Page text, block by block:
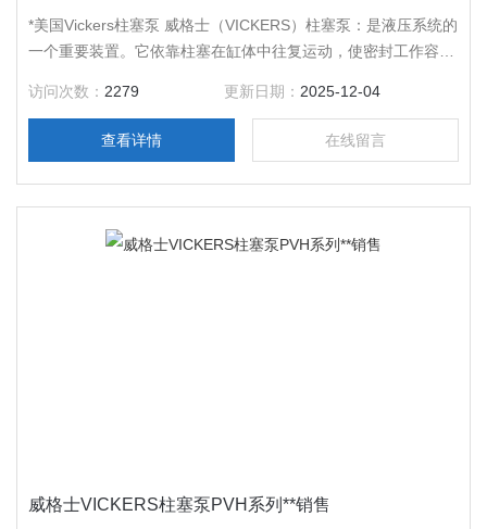
*美国Vickers柱塞泵 威格士（VICKERS）柱塞泵：是液压系统的
一个重要装置。它依靠柱塞在缸体中往复运动，使密封工作容腔
密机械，机械的心脏。柱塞泵具有额定压力高、结构紧凑、效率
高和流量调节方便等优点，被广泛应用于高压、大流量和流量需
访问次数： 2279 更新日期： 2025-12-04
查看详情 在线留言
威格士VICKERS柱塞泵PVH系列**销售